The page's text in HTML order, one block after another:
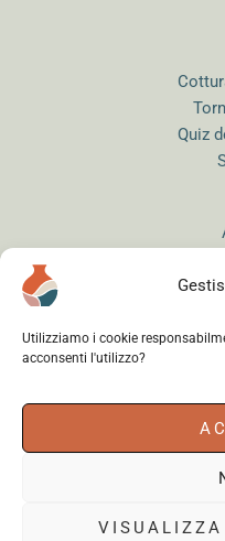
Utilizziamo i cookie
acconsenti l'utilizzo?
VISUALIZZA
Quiz